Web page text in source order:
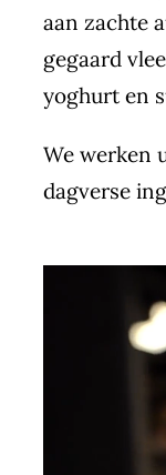
aan zachte
gegaard
yoghurt en
We werken
dagverse